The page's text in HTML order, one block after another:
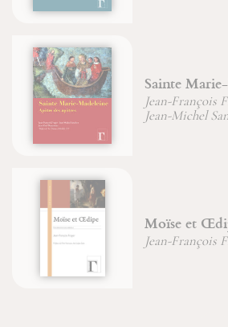
Marie-Madeleine
Froger
Sanchez
et Œdipe
Froger